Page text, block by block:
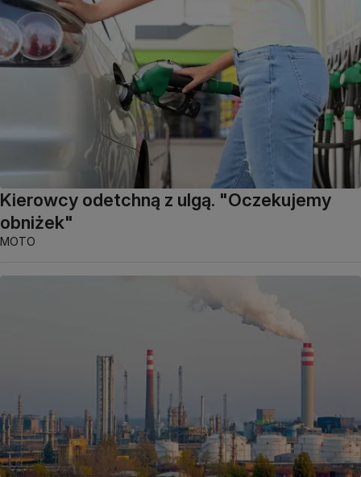
Kierowcy odetchną z ulgą. "Oczekujemy
obniżek"
MOTO